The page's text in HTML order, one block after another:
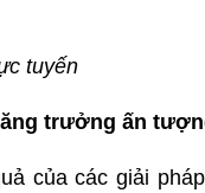
tuyến
trưởng ấn
của các giải